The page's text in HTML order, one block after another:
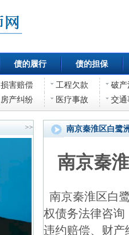
债的履行 债的担保
损害赔偿 工程欠款
破产
房产纠纷 医疗事故 交通
>> 南京秦淮区白鹭
南京秦
南京秦淮区白
权债务法律咨询
违约赔偿、财产